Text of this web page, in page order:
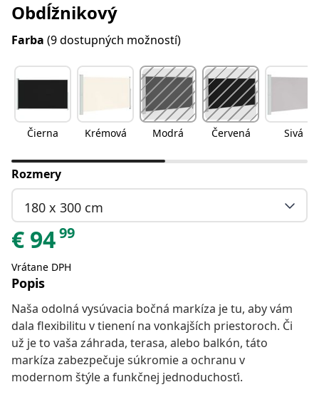
Obdĺžnikový
Farba (9 dostupných možností)
Čierna Krémová Modrá Červená Sivá
Rozmery
180 x 300 cm
€ 9499
Vrátane DPH
Popis
Naša odolná vysúvacia bočná markíza je tu, aby vám
dala flexibilitu v tienení na vonkajších priestoroch. Či
už je to vaša záhrada, terasa, alebo balkón, táto
markíza zabezpečuje súkromie a ochranu v
modernom štýle a funkčnej jednoduchosťi.